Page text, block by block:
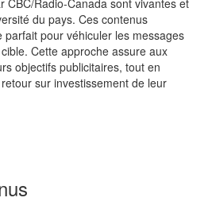
CBC/Radio-Canada sont vivantes et
du pays. Ces contenus
pour véhiculer les messages
Cette approche assure aux
objectifs publicitaires, tout en
sur investissement de leur